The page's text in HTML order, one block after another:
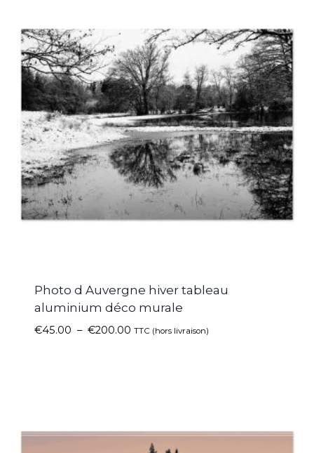
Photo d Auvergne hiver tableau
aluminium déco murale
€45.00 – €200.00 TTC (hors livraison)